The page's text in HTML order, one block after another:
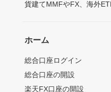
貨建てMMFやFX、海外
ホーム
総合口座ログイン
総合口座の開設
楽天FX口座の開設